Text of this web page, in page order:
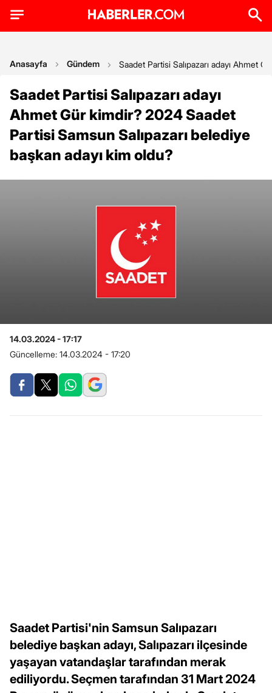
Anasayfa Gündem Saadet Partisi Salıpazarı adayı Ahmet
Saadet Partisi Salıpazarı adayı
Ahmet Gür kimdir? 2024 Saadet
Partisi Samsun Salıpazarı belediye
başkan adayı kim oldu?
14.03.2024 - 17:17
Güncelleme: 14.03.2024 - 17:20
Saadet Partisi'nin Samsun Salıpazarı
belediye başkan adayı, Salıpazarı ilçesinde
yaşayan vatandaşlar tarafından merak
ediliyordu. Seçmen tarafından 31 Mart 2024